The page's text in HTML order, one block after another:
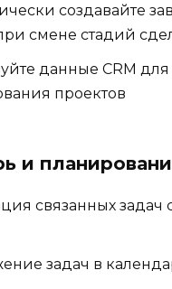
создавайте
смене стадий
данные CRM для
проектов
и
связанных задач
задач в